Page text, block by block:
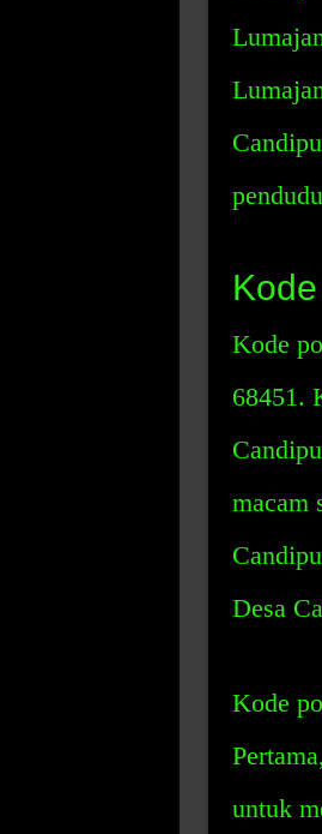
Kode
68451.
macam
Desa
Kode
untuk